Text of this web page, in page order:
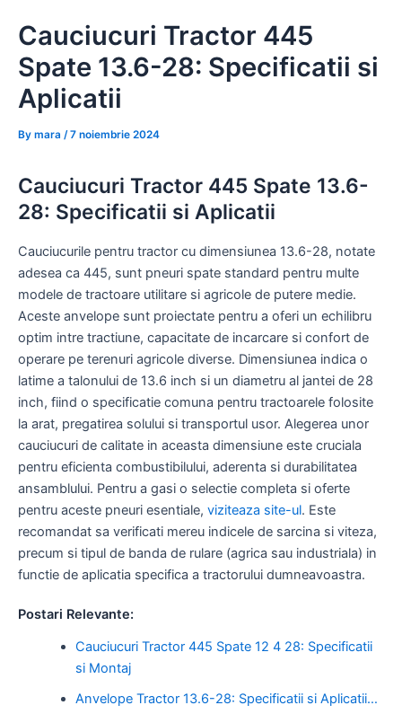
content
Cauciucuri Tractor 445
Spate 13.6-28: Specificatii si
Aplicatii
By mara /7 noiembrie 2024
Cauciucuri Tractor 445 Spate 13.6-
28: Specificatii si Aplicatii
Cauciucurile pentru tractor cu dimensiunea 13.6-28, notate
adesea ca 445, sunt pneuri spate standard pentru multe
modele de tractoare utilitare si agricole de putere medie.
Aceste anvelope sunt proiectate pentru a oferi un echilibru
optim intre tractiune, capacitate de incarcare si confort de
operare pe terenuri agricole diverse. Dimensiunea indica o
latime a talonului de 13.6 inch si un diametru al jantei de 28
inch, fiind o specificatie comuna pentru tractoarele folosite
la arat, pregatirea solului si transportul usor. Alegerea unor
cauciucuri de calitate in aceasta dimensiune este cruciala
pentru eficienta combustibilului, aderenta si durabilitatea
ansamblului. Pentru a gasi o selectie completa si oferte
pentru aceste pneuri esentiale, viziteaza site-ul. Este
recomandat sa verificati mereu indicele de sarcina si viteza,
precum si tipul de banda de rulare (agrica sau industriala) in
functie de aplicatia specifica a tractorului dumneavoastra.
Postari Relevante:
Cauciucuri Tractor 445 Spate 12 4 28: Specificatii
si Montaj
Anvelope Tractor 13.6-28: Specificatii si Aplicatii…